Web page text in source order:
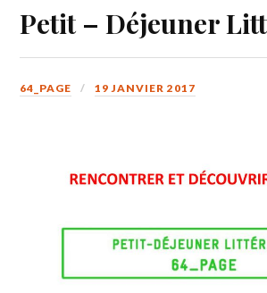
Petit – Déjeuner
64_PAGE 19 JANVIER 2017